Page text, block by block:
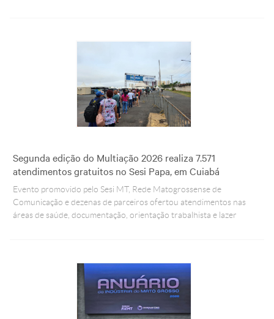
Segunda edição do Multiação 2026 realiza 7.571
atendimentos gratuitos no Sesi Papa, em Cuiabá
Evento promovido pelo Sesi MT, Rede Matogrossense de
Comunicação e dezenas de parceiros ofertou atendimentos nas
áreas de saúde, documentação, orientação trabalhista e lazer